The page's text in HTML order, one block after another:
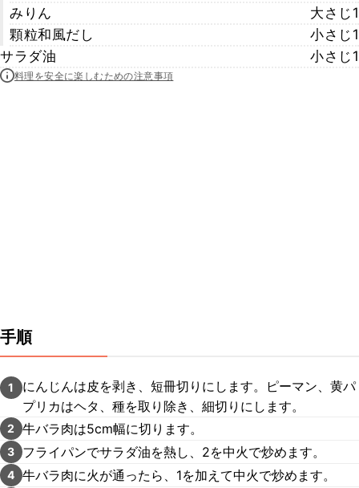
みりん
大さじ1
顆粒和風だし
小さじ1
サラダ油
小さじ1
料理を安全に楽しむための注意事項
手順
1
にんじんは皮を剥き、短冊切りにします。ピーマン、黄パ
プリカはヘタ、種を取り除き、細切りにします。
2 牛バラ肉は5cm幅に切ります。
3 フライパンでサラダ油を熱し、2を中火で炒めます。
4 牛バラ肉に火が通ったら、1を加えて中火で炒めます。